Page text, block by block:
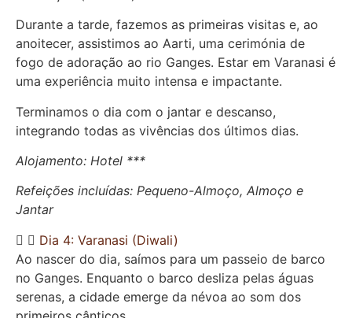
Durante a tarde, fazemos as primeiras visitas e, ao
anoitecer, assistimos ao Aarti, uma cerimónia de
fogo de adoração ao rio Ganges. Estar em Varanasi é
uma experiência muito intensa e impactante.
Terminamos o dia com o jantar e descanso,
integrando todas as vivências dos últimos dias.
Alojamento: Hotel ***
Refeições incluídas: Pequeno-Almoço, Almoço e
Jantar
Dia 4: Varanasi (Diwali)
Ao nascer do dia, saímos para um passeio de barco
no Ganges. Enquanto o barco desliza pelas águas
serenas, a cidade emerge da névoa ao som dos